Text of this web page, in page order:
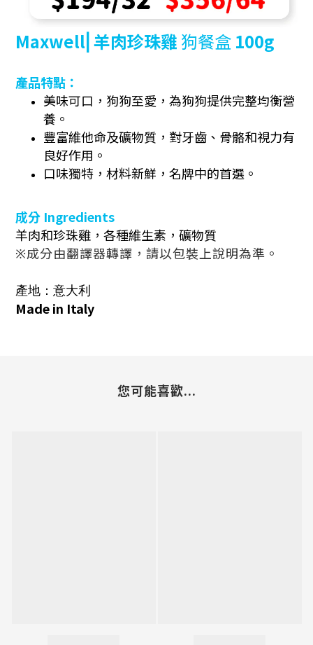
Maxwell⎜羊肉珍珠雞 狗餐盒 100g
產品特點：
美味可口，狗狗至愛，為狗狗提供完整均衡營
養。
豐富維他命及礦物質，對牙齒、骨骼和視力有
良好作用。
口味獨特，材料新鮮，名牌中的首選。
成分 Ingredients
羊肉和珍珠雞，各種維生素，礦物質
※成分由翻譯器轉譯，請以包裝上說明為準。
產地：意大利
Made in Italy
您可能喜歡...